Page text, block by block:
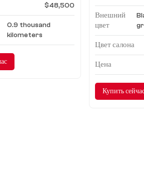
$48,500
0.9 thousand
kilometers
Внешний
цвет
Цвет салона
Цена
Купить